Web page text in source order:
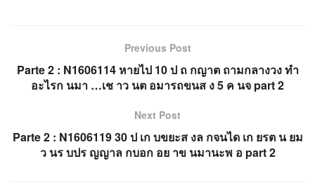
Previous Post
Parte 2 : N1606114 หายไป 10 ป ถ กญาต ถามกลางวง ทำ
อะไรก นมา …เช าว นต อมารถขนส ง 5 ค นจ part 2
Next Post
Parte 2 : N1606119 30 ป เก บขยะส งล กจนได เก ยรต น ยม
ว นร บปร ญญาล กบอก อย าข นมานะพ อ part 2